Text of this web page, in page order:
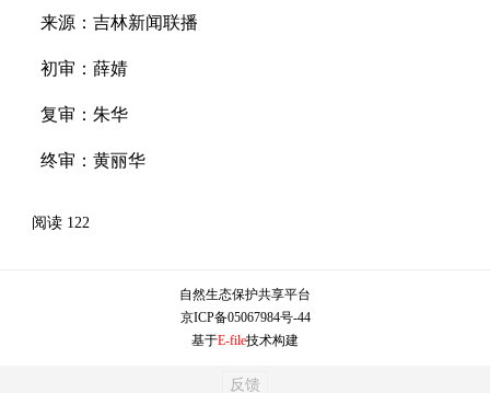
来源：吉林新闻联播
初审：薛婧
复审：朱华
终审：黄丽华
阅读 122
自然生态保护共享平台
京ICP备05067984号-44
基于E-file技术构建
反馈